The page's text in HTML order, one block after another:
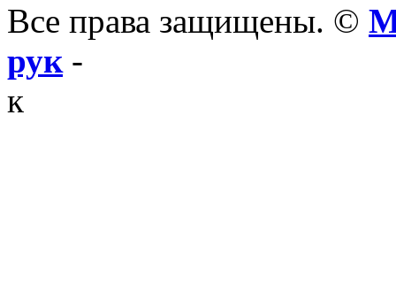
Все права защищены. ©
рук-
к